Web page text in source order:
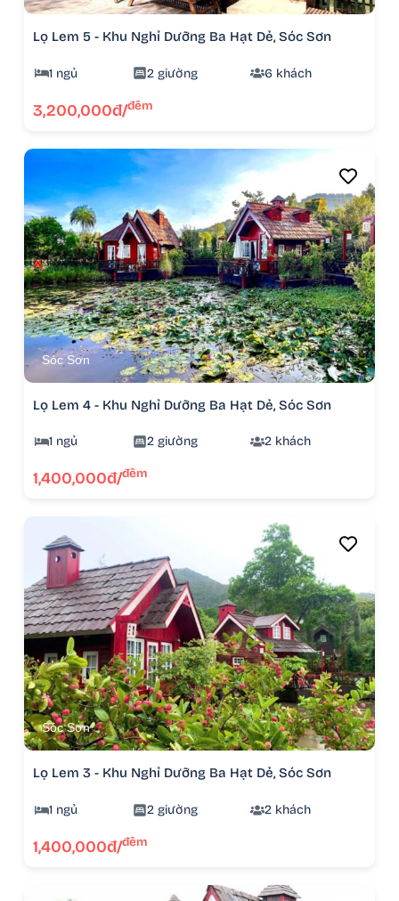
Lọ Lem 5 - Khu Nghỉ Dưỡng Ba Hạt Dẻ, Sóc Sơn
1 ngủ 2 giường 6 khách
3,200,000đ/đêm
Sóc Sơn
Lọ Lem 4 - Khu Nghỉ Dưỡng Ba Hạt Dẻ, Sóc Sơn
1 ngủ 2 giường 2 khách
1,400,000đ/đêm
Sóc Sơn
Lọ Lem 3 - Khu Nghỉ Dưỡng Ba Hạt Dẻ, Sóc Sơn
1 ngủ 2 giường 2 khách
1,400,000đ/đêm